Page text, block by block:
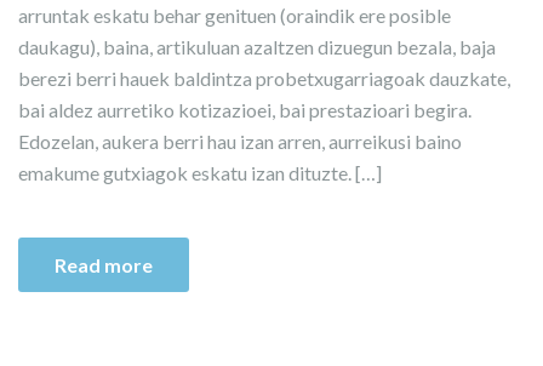
arruntak eskatu behar genituen (oraindik ere posible
daukagu), baina, artikuluan azaltzen dizuegun bezala, baja
berezi berri hauek baldintza probetxugarriagoak dauzkate,
bai aldez aurretiko kotizazioei, bai prestazioari begira.
Edozelan, aukera berri hau izan arren, aurreikusi baino
emakume gutxiagok eskatu izan dituzte. […]
Read more